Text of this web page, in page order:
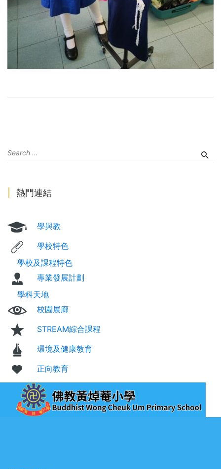
熱門連結
學與教
學校特色
學校及課程特色
專業發展計劃
學科天地
校園展廊
STREAM綜合課程
環境及健康教育
正向教育